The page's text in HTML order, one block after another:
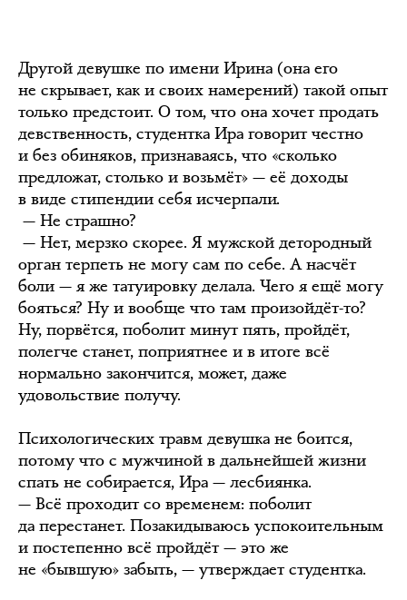
Другой девушке по имени Ирина (она его
не скрывает, как и своих намерений) такой опыт
только предстоит. О том, что она хочет продать
девственность, студентка Ира говорит честно
и без обиняков, признаваясь, что «сколько
предложат, столько и возьмёт» — её доходы
в виде стипендии себя исчерпали.
— Не страшно?
— Нет, мерзко скорее. Я мужской детородный
орган терпеть не могу сам по себе. А насчёт
боли — я же татуировку делала. Чего я ещё могу
бояться? Ну и вообще что там произойдёт-то?
Ну, порвётся, поболит минут пять, пройдёт,
полегче станет, поприятнее и в итоге всё
нормально закончится, может, даже
удовольствие получу.
Психологических травм девушка не боится,
потому что с мужчиной в дальнейшей жизни
спать не собирается, Ира — лесбиянка.
— Всё проходит со временем: поболит
да перестанет. Позакидываюсь успокоительным
и постепенно всё пройдёт — это же
не «бывшую» забыть, — утверждает студентка.